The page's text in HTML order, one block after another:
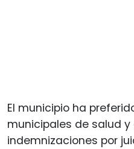
El municipio ha
municipales de salud
indemnizaciones por